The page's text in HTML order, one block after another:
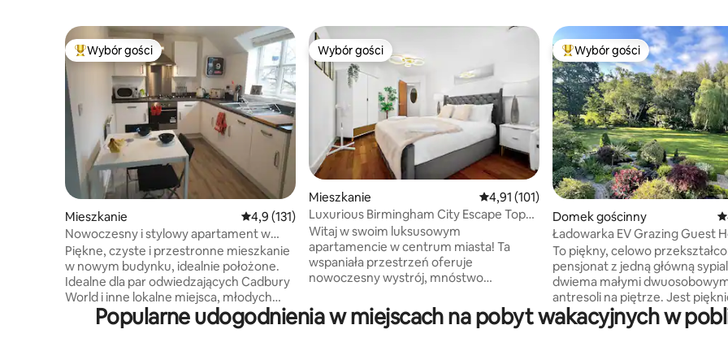
Najpopularniejsze z kategorii Wybór gości
Wybór gości
Mieszkanie Średnia ocena: 4,9 na 5, liczba recenzji: 131
4,9 (131)
Nowoczesny i stylowy apartament w
idealnej lokalizacji.
Piękne, czyste i przestronne mieszkanie
w nowym budynku, idealnie położone.
Idealne dla par odwiedzających Cadbury
World i inne lokalne miejsca, młodych
profesjonalistów dojeżdżających do
centrum miasta lub krewnych
Wybór gości
Wybór gości
Mieszkanie Średnia ocena: 4,91 na 5, liczba recenzji: 101
4,91 (101)
Luxurious Birmingham City Escape Top
Floor View
Witaj w swoim luksusowym
apartamencie w centrum miasta! Ta
wspaniała przestrzeń oferuje
nowoczesny wystrój, mnóstwo
udogodnienia. Do dyspozycji gości jest
w pełni wyposażona kuchnia,
Najpopularniejsze z kategorii
Wybór gości
Domek gościnny
Ładowarka EV Grazing Guest
min BHX/NEC
To piękny, celowo
pensjonat z jedną główną
dwiema małymi
antresoli na piętrze. Jest
urządzony i położony w
wspólnym ogrodzie ze
Popularne udogodnienia w miejscach na pobyt wakacyjnych w